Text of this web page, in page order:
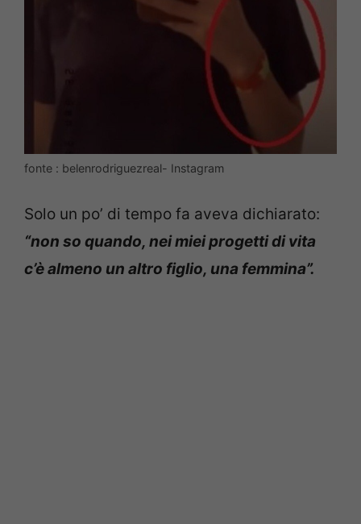
fonte : belenrodriguezreal- Instagram
Solo un po’ di tempo fa aveva dichiarato:
“non so quando, nei miei progetti di vita
c’è almeno un altro figlio, una femmina”.